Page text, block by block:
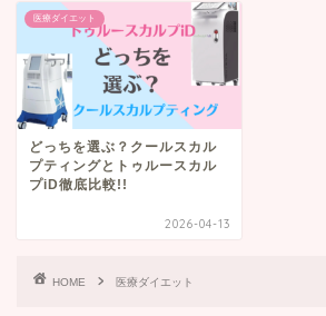
医療ダイエット
どっちを選ぶ？クールスカル
プティングとトゥルースカル
プiD徹底比較!!
2026-04-13
HOME 医療ダイエット